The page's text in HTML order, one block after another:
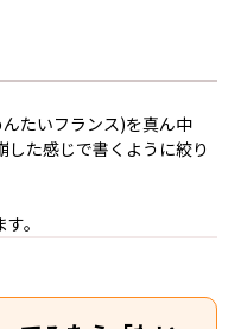
たいフランス)を真ん中
た感じで書くように絞り
。